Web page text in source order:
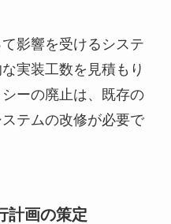
影響を受けるシステ
実装工数を見積もり
ーの廃止は、既存の
テムの改修が必要で
計画の策定